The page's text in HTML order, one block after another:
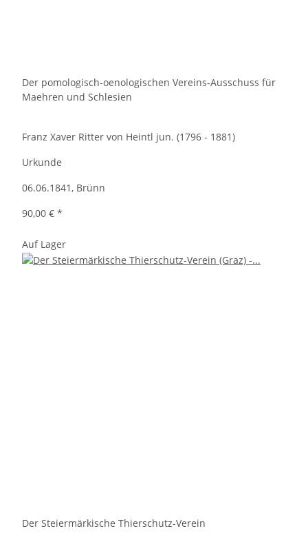
Der pomologisch-oenologischen Vereins-Ausschuss für
Maehren und Schlesien
Franz Xaver Ritter von Heintl jun. (1796 - 1881)
Urkunde
06.06.1841, Brünn
90,00 € *
Auf Lager
Der Steiermärkische Thierschutz-Verein